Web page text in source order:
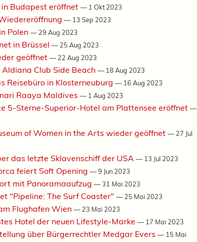
Budapest eröffnet — 1 Okt 2023
— 13 Sep 2023
Polen — 29 Aug 2023
in Brüssel — 25 Aug 2023
geöffnet — 22 Aug 2023
Club Side Beach — 18 Aug 2023
Reisebüro in Klosterneuburg — 16 Aug 2023
Raaya Maldives — 1 Aug 2023
5-Sterne-Superior-Hotel am Plattensee eröffnet —
of Women in the Arts wieder geöffnet — 27 Jul
das letzte Sklavenschiff der USA — 13 Jul 2023
feiert Soft Opening —9 Jun 2023
mit Panoramaaufzug —31 Mai 2023
"Pipeline: The Surf Coaster" — 25 Mai 2023
Flughafen Wien — 23 Mai 2023
Hotel der neuen Lifestyle-Marke — 17 Mai 2023
über Bürgerrechtler Medgar Evers — 15 Mai